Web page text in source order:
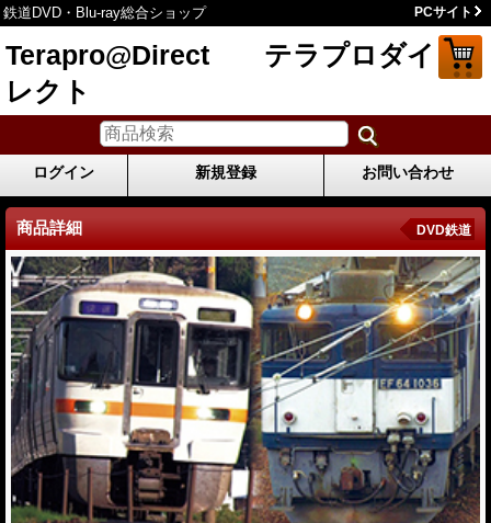
鉄道DVD・Blu-ray総合ショップ PCサイト
Terapro@Direct テラプロダイ
レクト
ログイン 新規登録 お問い合わせ
商品詳細 DVD鉄道